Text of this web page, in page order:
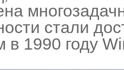
стали
в 1990 году